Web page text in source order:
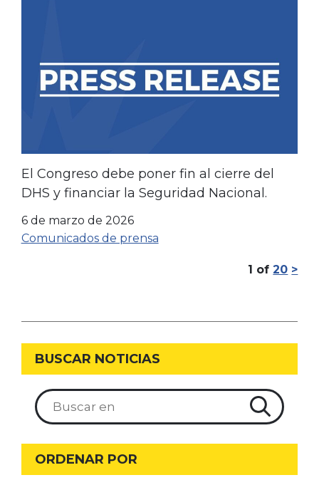
El Congreso debe poner fin al cierre del
DHS y financiar la Seguridad Nacional.
6 de marzo de 2026
Comunicados de prensa
1 of 20 >
BUSCAR NOTICIAS
ORDENAR POR